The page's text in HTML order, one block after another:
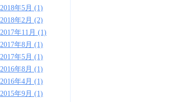
2018年5月 (1)
2018年2月 (2)
2017年11月 (1)
2017年8月 (1)
2017年5月 (1)
2016年8月 (1)
2016年4月 (1)
2015年9月 (1)